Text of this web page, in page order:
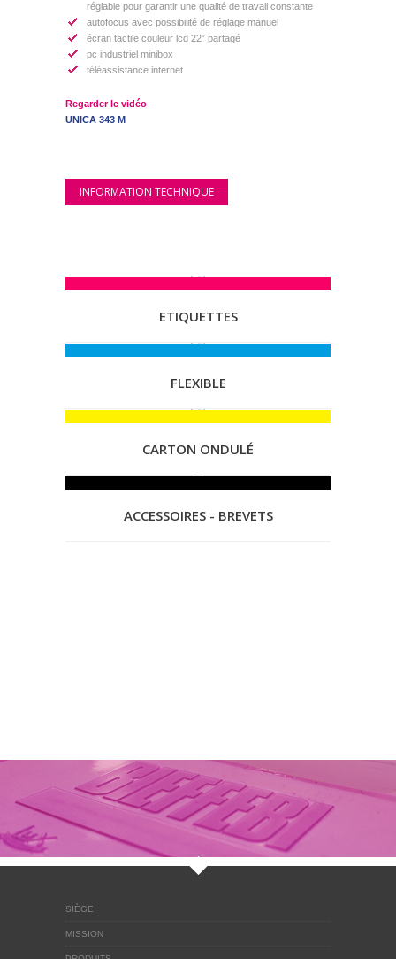
réglable pour garantir une qualité de travail constante
autofocus avec possibilité de réglage manuel
écran tactile couleur lcd 22” partagé
pc industriel minibox
téléassistance internet
Regarder le vidéo
UNICA 343 M
INFORMATION TECHNIQUE
ETIQUETTES
FLEXIBLE
CARTON ONDULÉ
ACCESSOIRES - BREVETS
SIÈGE
MISSION